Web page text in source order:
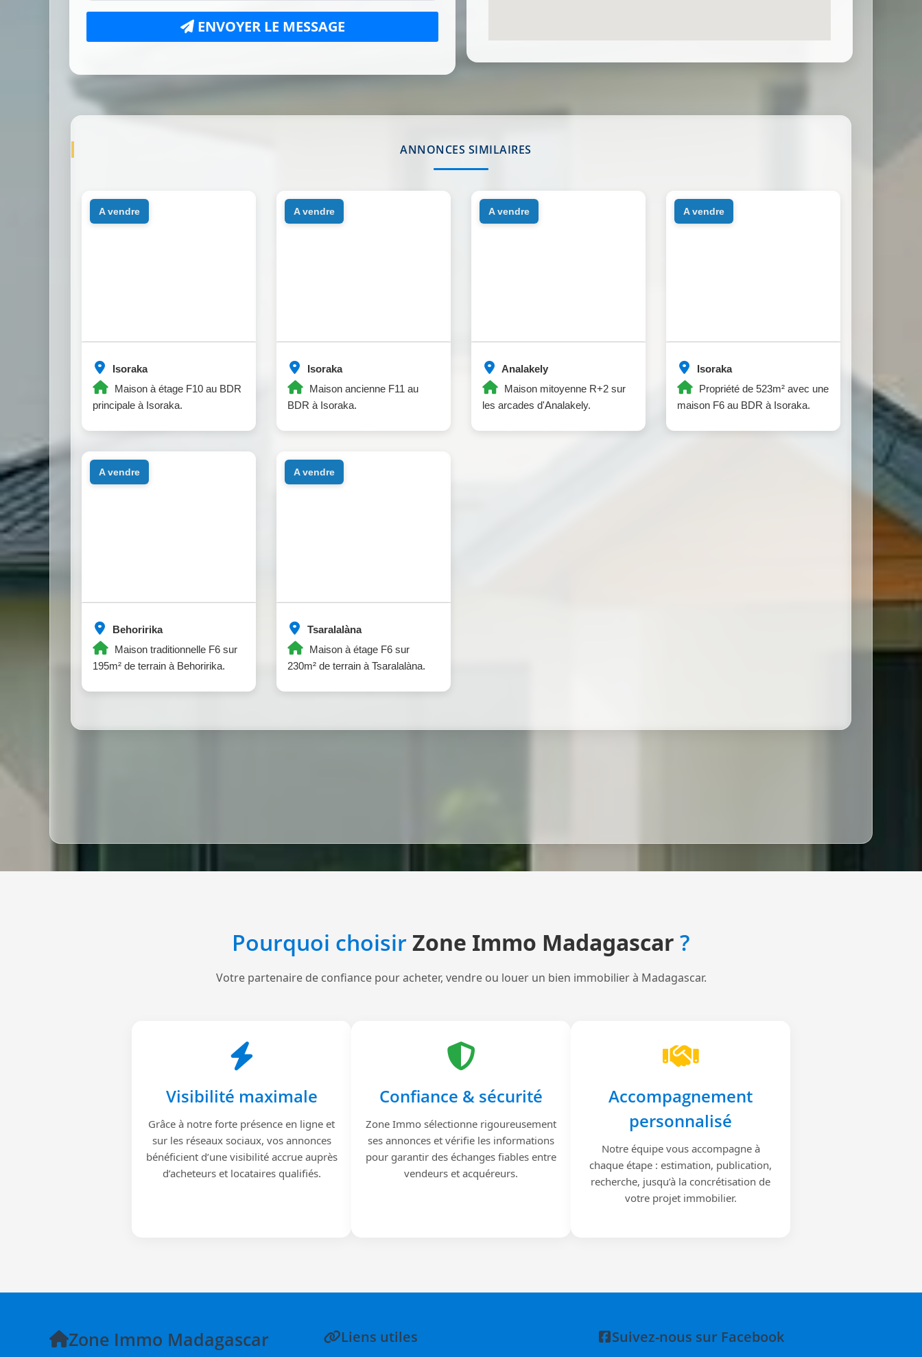
ENVOYER LE MESSAGE
ANNONCES SIMILAIRES
Isoraka
Maison à étage F10 au BDR
principale à Isoraka.
a vendre
Isoraka
Maison ancienne F11 au
BDR à Isoraka.
a vendre
Analakely
Maison mitoyenne R+2 sur
les arcades d'Analakely.
a vendre
Isoraka
Propriété de 523m² avec une
maison F6 au BDR à Isoraka.
a vendre
Behoririka
Maison traditionnelle F6 sur
195m² de terrain à Behoririka.
a vendre
Tsaralalàna
Maison à étage F6 sur
230m² de terrain à Tsaralalàna.
a vendre
Pourquoi choisirZone Immo Madagascar ?
Votre partenaire de confiance pour acheter, vendre ou louer un bien immobilier à Madagascar.
Visibilité maximale
Grâce à notre forte présence en ligne et
sur les réseaux sociaux, vos annonces
bénéficient d’une visibilité accrue auprès
d’acheteurs et locataires qualifiés.
Confiance & sécurité
Zone Immo sélectionne rigoureusement
ses annonces et vérifie les informations
pour garantir des échanges fiables entre
vendeurs et acquéreurs.
Accompagnement
personnalisé
Notre équipe vous accompagne à
chaque étape : estimation, publication,
recherche, jusqu’à la concrétisation de
votre projet immobilier.
Zone Immo Madagascar Liens utiles Suivez-nous sur Facebook